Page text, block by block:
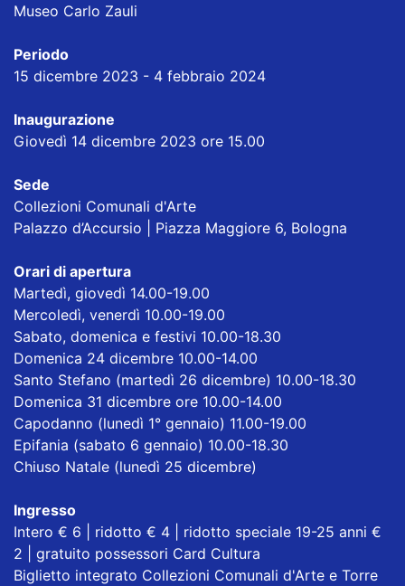
Museo Carlo Zauli
Periodo
15 dicembre 2023 - 4 febbraio 2024
Inaugurazione
Giovedì 14 dicembre 2023 ore 15.00
Sede
Collezioni Comunali d'Arte
Palazzo d’Accursio | Piazza Maggiore 6, Bologna
Orari di apertura
Martedì, giovedì 14.00-19.00
Mercoledì, venerdì 10.00-19.00
Sabato, domenica e festivi 10.00-18.30
Domenica 24 dicembre 10.00-14.00
Santo Stefano (martedì 26 dicembre) 10.00-18.30
Domenica 31 dicembre ore 10.00-14.00
Capodanno (lunedì 1° gennaio) 11.00-19.00
Epifania (sabato 6 gennaio) 10.00-18.30
Chiuso Natale (lunedì 25 dicembre)
Ingresso
Intero € 6 | ridotto € 4 | ridotto speciale 19-25 anni €
2 | gratuito possessori Card Cultura
Biglietto integrato Collezioni Comunali d'Arte e Torre